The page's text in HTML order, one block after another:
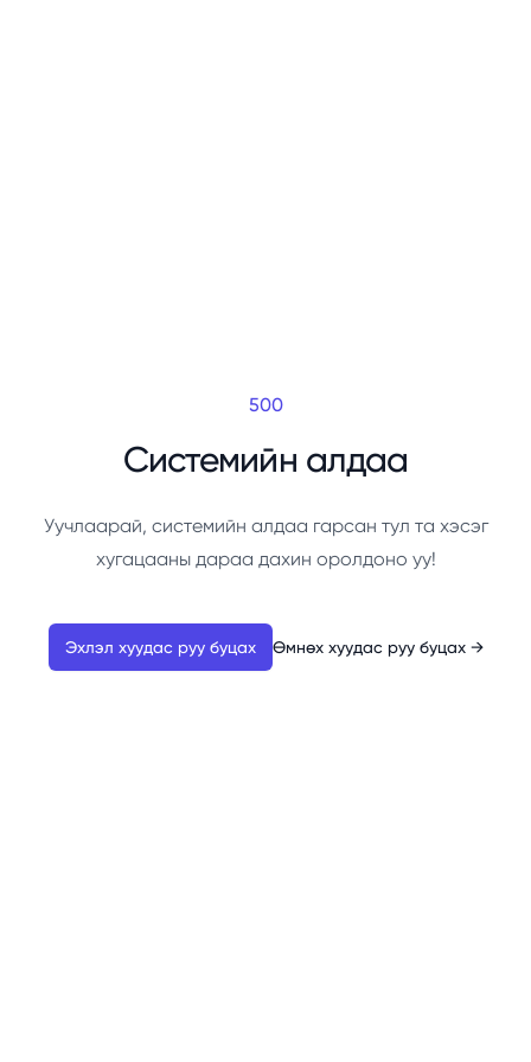
500
Системийн алдаа
Уучлаарай, системийн алдаа гарсан тул та хэсэг
хугацааны дараа дахин оролдоно уу!
Эхлэл хуудас руу буцах Өмнөх хуудас руу буцах →